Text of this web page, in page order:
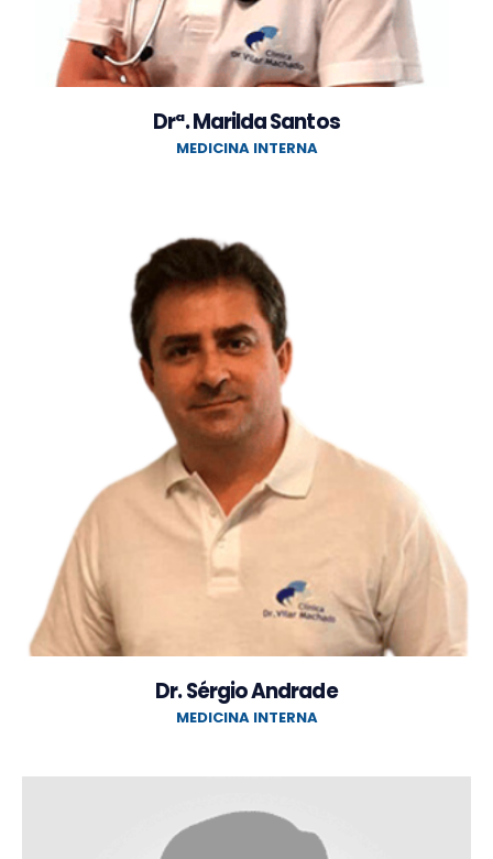
Drª. Marilda Santos
MEDICINA INTERNA
Dr. Sérgio Andrade
MEDICINA INTERNA